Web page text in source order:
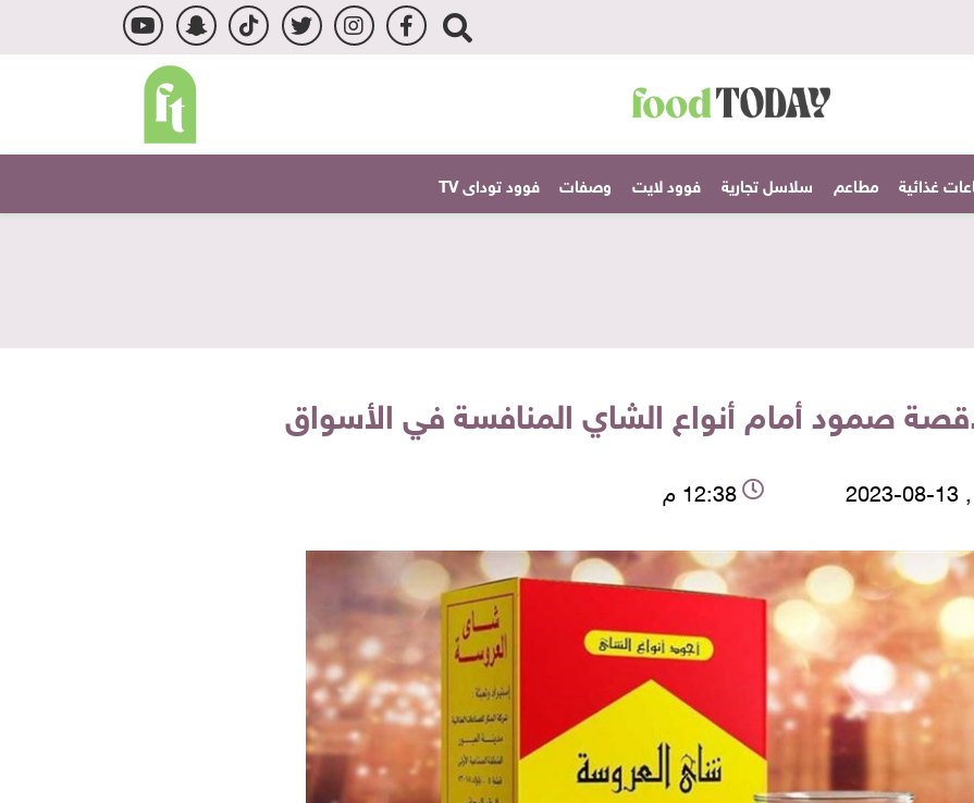
غذائية مطاعم سلاسل تجارية فوود لايت وصفات فوود توداى TV
صمود أمام أنواع الشاي المنافسة في الأسواق
12:38 م